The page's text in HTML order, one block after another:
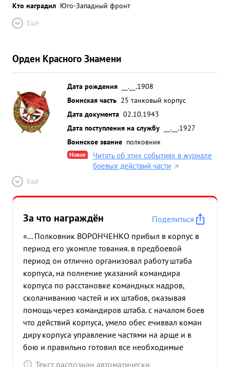
Кто наградил Юго-Западный фронт
Ещё
Орден Красного Знамени
Дата рождения
__.__.1908
Воинская часть 25 танковый корпус
Дата документа 02.10.1943
Дата поступления на службу
__.__.1927
Воинское звание полковник
Новое
Читать об этих событиях в журнале
боевых действий части
Ещё
За что награждён
Поделиться
«... Полковник ВОРОНЧЕНКО прибыл в корпус в
период его укомпле тования. в предбоевой
период он отлично организовал работу штаба
корпуса, на полнение указаний командира
корпуса по расстановке командных надров,
сколачиванию частей и их штабов, оказывая
помощь через командиров штаба. с началом боев
что действий корпуса, умело обес ечиввал коман
диру корпуса управление частями на арще и в
бою и правильно готовил все необходимые
данные для принятия рещени командира,
Текст распознан автоматически